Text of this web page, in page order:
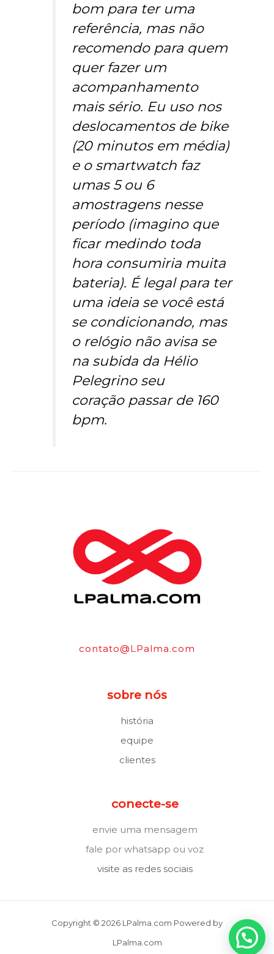
bom para ter uma
referência, mas não
recomendo para quem
quer fazer um
acompanhamento
mais sério. Eu uso nos
deslocamentos de bike
(20 minutos em média)
e o smartwatch faz
umas 5 ou 6
amostragens nesse
período (imagino que
ficar medindo toda
hora consumiria muita
bateria). É legal para ter
uma ideia se você está
se condicionando, mas
o relógio não avisa se
na subida da Hélio
Pelegrino seu
coração passar de 160
bpm.
contato@LPalma.com
sobre nós
história
equipe
clientes
conecte-se
envie uma mensagem
fale por whatsapp ou voz
visite as redes sociais
Copyright © 2026 LPalma.com Powered by
LPalma.com